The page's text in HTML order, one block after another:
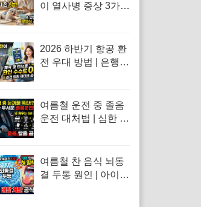
이 열사병 증상 3가지
삼계탕 급여 주의사
항
2026 하반기 항공 환
전 우대 방법 | 은행별
환율 100% 우대 공식
여름철 운전 중 졸음
운전 대처법 | 심한 식
치 응급처치 수칙
여름철 찬 음식 뇌동
결 두통 원인 | 아이스